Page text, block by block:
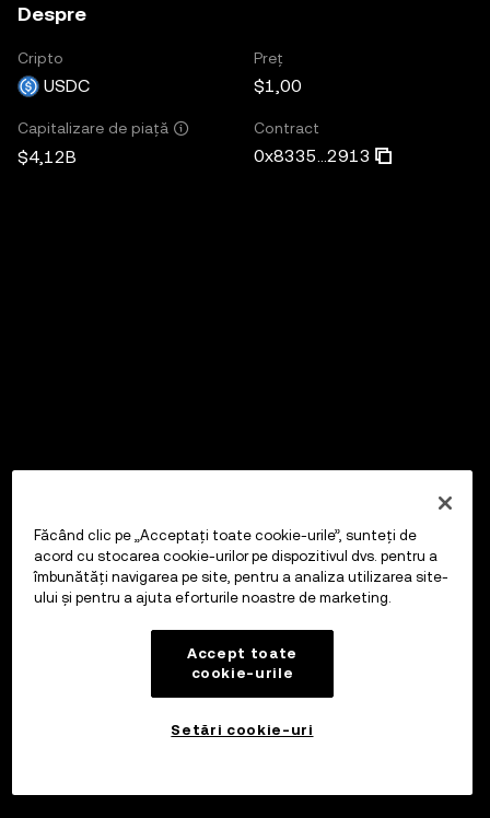
Despre
Cripto
USDC
Preț
$1,00
Capitalizare de piață
$4,12B
Contract
0x8335...2913
Făcând clic pe „Acceptați toate cookie-urile”, sunteți de
acord cu stocarea cookie-urilor pe dispozitivul dvs. pentru a
îmbunătăți navigarea pe site, pentru a analiza utilizarea site-
ului și pentru a ajuta eforturile noastre de marketing.
Accept toate
cookie-urile
Setări cookie-uri